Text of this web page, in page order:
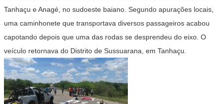
Tanhaçu e Anagé, no sudoeste baiano. Segundo apurações locais,
uma caminhonete que transportava diversos passageiros acabou
capotando depois que uma das rodas se desprendeu do eixo. O
veículo retornava do Distrito de Sussuarana, em Tanhaçu.